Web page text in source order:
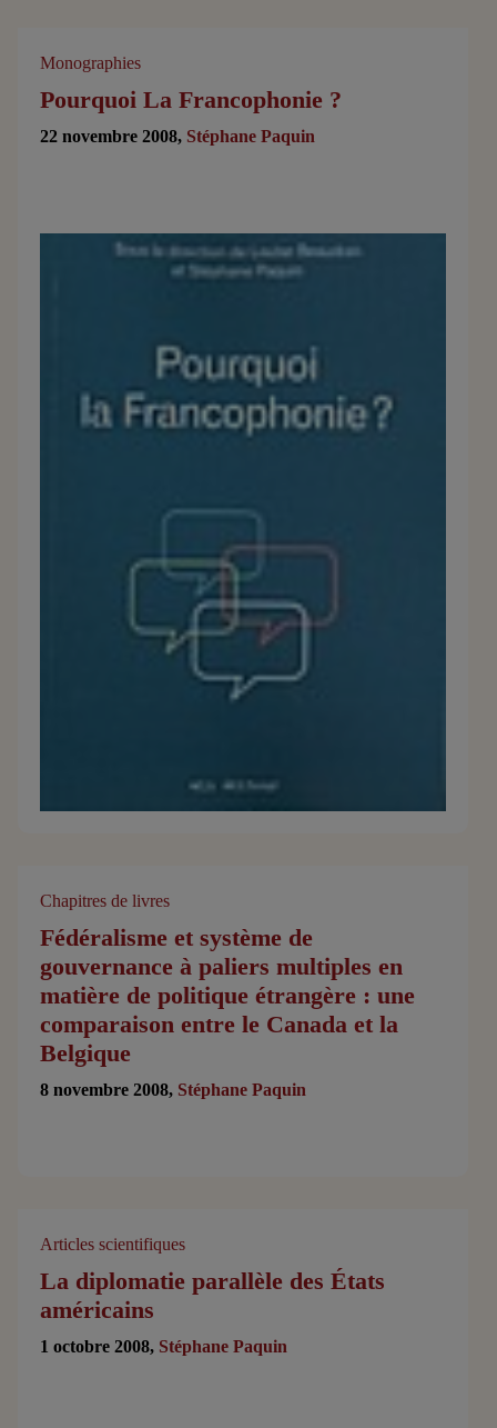
Monographies
Pourquoi La Francophonie ?
22 novembre 2008, Stéphane Paquin
Chapitres de livres
Fédéralisme et système de
gouvernance à paliers multiples en
matière de politique étrangère : une
comparaison entre le Canada et la
Belgique
8 novembre 2008, Stéphane Paquin
Articles scientifiques
La diplomatie parallèle des États
américains
1 octobre 2008, Stéphane Paquin